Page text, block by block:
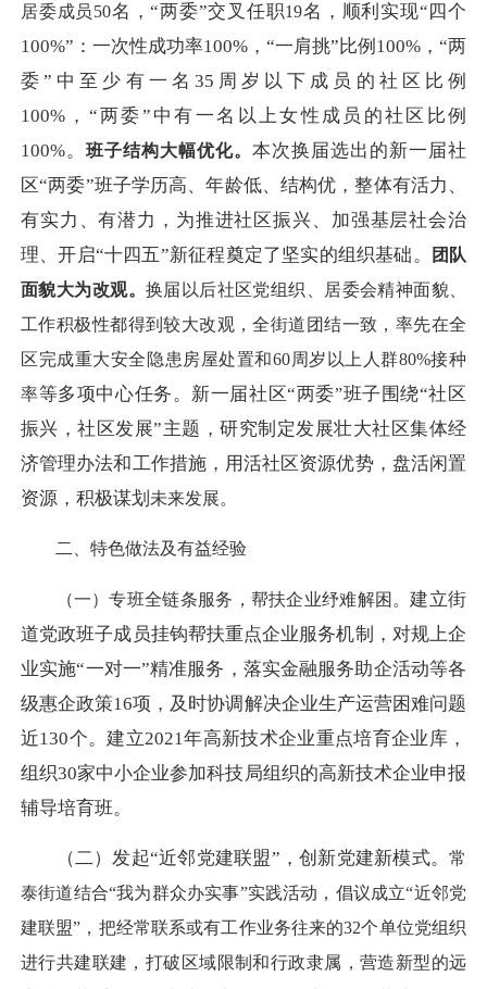
居委成员50名，“两委”交叉任职19名，顺利实现“四个
100%”：一次性成功率100%，“一肩挑”比例100%，“两
委”中至少有一名35周岁以下成员的社区比例
100%，“两委”中有一名以上女性成员的社区比例
100%。 班子结构大幅优化。 本次换届选出的新一届社
区“两委”班子学历高、年龄低、结构优，整体有活力、
有实力、有潜力，为推进社区振兴、加强基层社会治
理、开启“十四五”新征程奠定了坚实的组织基础。
团队
面貌大为改观。 换届以后社区党组织、 居委会精神面貌、
工作积极性都得到较大改观 ，全街道 团结一致， 率先在全
区完成重大安全隐患房屋处置和60周岁以上人群80%接种
率等多项中心任务。新一届社区“两委”班子围绕“社区
振兴，社区发展”主题，研究制定发展壮大社区集体经
济管理办法和工作措施，用活社区资源优势，盘活闲置
资源，积极谋划 未来发展。
二、 特色做法及有益经验
（一）专班全链条服务，帮扶企业纾难解困。建立街
道党政班子成员挂钩帮扶重点企业服务机制，对规上企
业实施“一对一”精准服务，落实金融服务助企活动等各
级惠企政策16项，及时协调解决企业生产运营困难问题
近130个。建立2021年高新技术企业重点培育企业库，
组织30家中小企业参加科技局组织的高新技术企业申报
辅导培育班。
（二）发起“近邻党建联盟”，创新党建新模式。 常
泰街道结合“我为群众办实事”实践活动，倡议成立“近邻党
建联盟” ， 把经常联系或有工作业务往来的32个单位党组织
进行共建联建，打破区域限制和行政隶属，营造新型的远